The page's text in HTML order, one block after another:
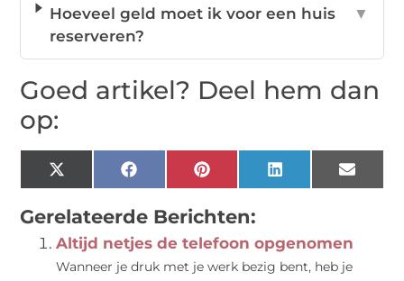
Hoeveel geld moet ik voor een huis
reserveren?
▼
Goed artikel? Deel hem dan
op:
X
(Twitter)
FacebookPinterestLinkedIn Email
Gerelateerde Berichten:
Altijd netjes de telefoon opgenomen
Wanneer je druk met je werk bezig bent, heb je